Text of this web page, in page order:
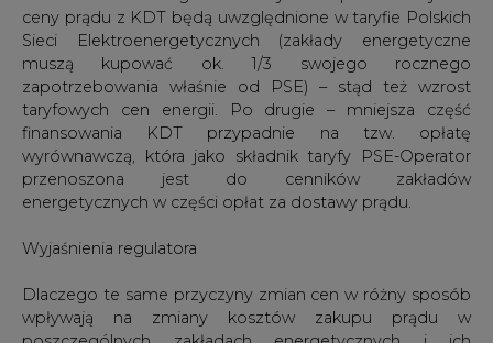
poszczególnych zakładach energetycznych i ich
oddziałach? Przede wszystkim dlatego, jak wyjaśnia URE,
że „nierównomierny jest udział poszczególnych spółek
dystrybucyjnych w korzystaniu z dostaw energii z sieci
przesyłowej, co powoduje, że spadek taryfy przesyłowej
w różnym stopniu oddziałuje na wynikowe stawki w
taryfach spółek” oraz że „ogólny wzrost zapotrzebowania
na energię w zróżnicowany sposób rozkłada się w
poszczególnych spółkach, co powoduje, że koszty stałe
działalności dystrybucyjnej rozkładają się na
zróżnicowaną podstawę”. URE wyjasnia też, że
„jednakowy procentowo wzrost wynagrodzenia kapitału
zaangażowanego w działalność dystrybucyjną odnosi się
do zróżnicowanej wartości majątku, a ta z kolei
odnoszona jest do zróżnicowanej wielkości dostawy, co